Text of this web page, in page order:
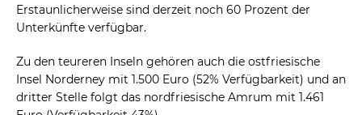
Erstaunlicherweise sind derzeit noch 60 Prozent der
Unterkünfte verfügbar.
Zu den teureren Inseln gehören auch die ostfriesische
Insel Norderney mit 1.500 Euro (52% Verfügbarkeit) und an
dritter Stelle folgt das nordfriesische Amrum mit 1.461